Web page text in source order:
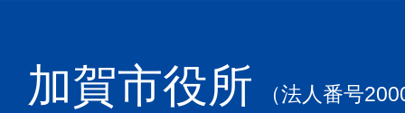
加賀市役所 （法人番号